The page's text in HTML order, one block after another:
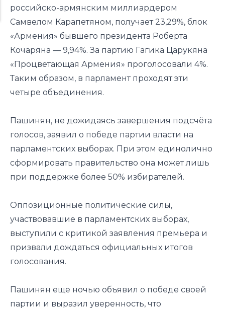
российско-армянским миллиардером
Самвелом Карапетяном, получает 23,29%, блок
«Армения» бывшего президента Роберта
Кочаряна — 9,94%. За партию Гагика Царукяна
«Процветающая Армения» проголосовали 4%.
Таким образом, в парламент проходят эти
четыре объединения.
Пашинян, не дожидаясь завершения подсчёта
голосов, заявил о победе партии власти на
парламентских выборах. При этом единолично
сформировать правительство она может лишь
при поддержке более 50% избирателей.
Оппозиционные политические силы,
участвовавшие в парламентских выборах,
выступили с критикой заявления премьера и
призвали дождаться официальных итогов
голосования.
Пашинян еще ночью объявил о победе своей
партии и выразил уверенность, что